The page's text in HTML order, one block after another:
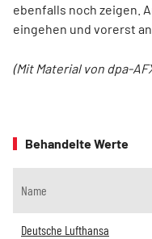
ebenfalls noch zeigen.
eingehen und vorerst
(Mit Material von dpa-
Behandelte Werte
Name
Deutsche Lufthansa